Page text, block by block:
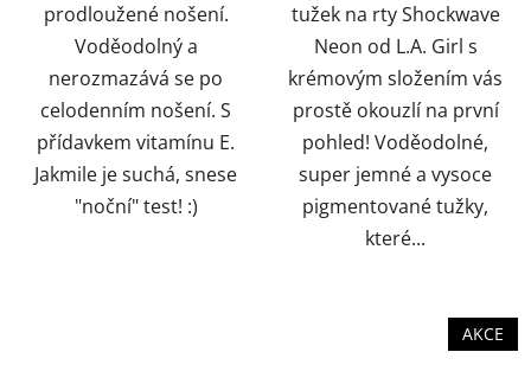
prodloužené nošení.
Voděodolný a
nerozmazává se po
celodenním nošení. S
přídavkem vitamínu E.
Jakmile je suchá, snese
"noční" test! :)
tužek na rty Shockwave
Neon od L.A. Girl s
krémovým složením vás
prostě okouzlí na první
pohled! Voděodolné,
super jemné a vysoce
pigmentované tužky,
které...
AKCE